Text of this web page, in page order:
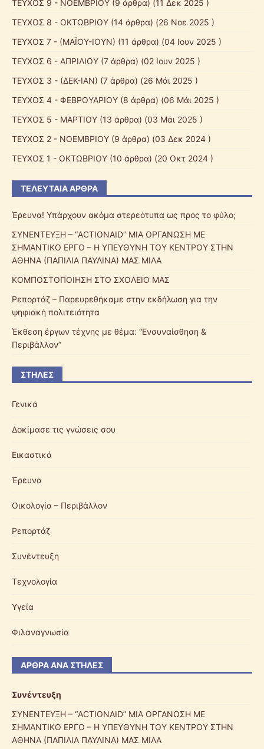
ΤΕΥΧΟΣ 9 - ΝΟΕΜΒΡΙΟΥ (9 άρθρα) (11 Δεκ 2025 )
ΤΕΥΧΟΣ 8 - ΟΚΤΩΒΡΙΟΥ (14 άρθρα) (26 Νοε 2025 )
ΤΕΥΧΟΣ 7 - (ΜΑΪΟΥ-ΙΟΥΝ) (11 άρθρα) (04 Ιουν 2025 )
ΤΕΥΧΟΣ 6 - ΑΠΡΙΛΙΟΥ (7 άρθρα) (02 Ιουν 2025 )
ΤΕΥΧΟΣ 3 - (ΔΕΚ-ΙΑΝ) (7 άρθρα) (26 Μάι 2025 )
ΤΕΥΧΟΣ 4 - ΦΕΒΡΟΥΑΡΙΟΥ (8 άρθρα) (06 Μάι 2025 )
ΤΕΥΧΟΣ 5 - ΜΑΡΤΙΟΥ (13 άρθρα) (03 Μάι 2025 )
ΤΕΥΧΟΣ 2 - ΝΟΕΜΒΡΙΟΥ (9 άρθρα) (03 Δεκ 2024 )
ΤΕΥΧΟΣ 1 - ΟΚΤΩΒΡΙΟΥ (10 άρθρα) (20 Οκτ 2024 )
ΤΕΛΕΥΤΑΊΑ ΆΡΘΡΑ
Έρευνα! Υπάρχουν ακόμα στερεότυπα ως προς το φύλο;
ΣΥΝΕΝΤΕΥΞΗ – “ACTIONAID” ΜΙΑ ΟΡΓΑΝΩΣΗ ΜΕ
ΣΗΜΑΝΤΙΚΟ ΕΡΓΟ – Η ΥΠΕΥΘΥΝΗ ΤΟΥ ΚΕΝΤΡΟΥ ΣΤΗΝ
ΑΘΗΝΑ (ΠΑΠΙΛΙΑ ΠΑΥΛΙΝΑ) ΜΑΣ ΜΙΛΑ
ΚΟΜΠΟΣΤΟΠΟΙΗΣΗ ΣΤΟ ΣΧΟΛΕΙΟ ΜΑΣ
Ρεπορτάζ – Παρευρεθήκαμε στην εκδήλωση για την
ψηφιακή πολιτειότητα
Έκθεση έργων τέχνης με θέμα: “Ενσυναίσθηση &
Περιβάλλον”
ΣΤΉΛΕΣ
Γενικά
Δοκίμασε τις γνώσεις σου
Εικαστικά
Έρευνα
Οικολογία – Περιβάλλον
Ρεπορτάζ
Συνέντευξη
Τεχνολογία
Υγεία
Φιλαναγνωσία
ΆΡΘΡΑ ΑΝΆ ΣΤΉΛΕΣ
Συνέντευξη
ΣΥΝΕΝΤΕΥΞΗ – “ACTIONAID” ΜΙΑ ΟΡΓΑΝΩΣΗ ΜΕ
ΣΗΜΑΝΤΙΚΟ ΕΡΓΟ – Η ΥΠΕΥΘΥΝΗ ΤΟΥ ΚΕΝΤΡΟΥ ΣΤΗΝ
ΑΘΗΝΑ (ΠΑΠΙΛΙΑ ΠΑΥΛΙΝΑ) ΜΑΣ ΜΙΛΑ